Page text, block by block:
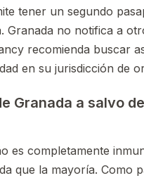
tener un segundo
Granada no notifica a
recomienda buscar
en su jurisdicción de
Granada a salvo
es completamente
que la mayoría. Como